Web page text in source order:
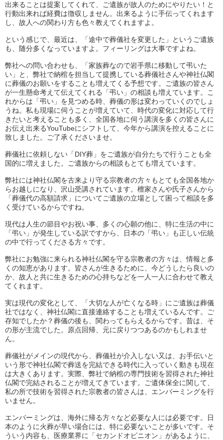
出来ることは提案してくれて、
ご遺族が故人のためにやりたい！ と
行動出来れば経費は徴収しません。 出来るように手伝ってくれます
し、 故人への関わり方も色々教えてくれますよ。
という感じで、最近は、「途中で葬儀社を変更した」
というご遺族
も、随分多くなっていますよ。 フィーリングは大事ですよね。
弊社への問い合わせも、「家族葬なので岩手県に移動して弔いた
い」と、 弊社で納棺を担当して提携している葬儀社さんや神社仏閣
に葬儀のお願いをすることも増えてくる予想です。
ご遺族の皆さん
が一生懸命考えて伝えてくれる「弔い」 の相談も増えています。こ
れからは「弔い」を見つめる時、 葬儀の形は変わっていくのでしょ
うね。 私も現場に伺うことが増えていて、 時代の変化に対応して行
きたいと考えることも多く、 全国各地に伺う講演を多くの皆さんに
お伝え出来るYouTubeにシフトして、今年から講演を控えることに
致しました。
ご了承くださいませ。
葬儀社に依頼しない「DIY葬」 をご遺族が自分たちで行うことも全
国的に増えました。
ご遺族からの相談もとても増えています。
弊社には神社仏閣を古来より守る宗教者の方々もとても全国各地か
らお越しになり、沢山受講されています。 檀家さんや氏子さんから
「葬儀代の高額請求」 についてご遺族の立場として困って相談を多
く受けているからですね。
現代は人生の節目やお祝い事、多くの心願の他に、 特に生活の中に
「弔い」が発生している訳ですから、日本の「弔い」も正しい伝統
の中で行ってくださる方々です。
弊社にお勉強に来られる神社仏閣を守る宗教者の方々は、情報と多
くの知恵があります。皆さんが生きるために、 今どうしたら良いの
か、 故人と共に生きるための心持ちなどを一人一人に合わせて教え
てく れます。
実は現代の変化として、「大切な人が亡くなる時」 にご遺族は葬儀
社ではなく、 神社仏閣に直接連絡することも増えているんです。
ご
存知でしたか？葬儀の後も、関わってもらえるからです。昔は、 そ
の形が主流でした。原点回帰、 元に戻りつつあるのかもしれませ
ん。
葬儀社がメインの現代から、葬儀社が介入しない又は、 お手伝いと
いう形で神社仏閣で葬送を完結できる時代に入っていく 動きも現在
は大きくあります。実際、 弊社で納棺の専門技術を習得された神社
仏閣で完結されることが増えてきています。ご遺体保全に関して、
私の所で技術を習得された宗教者の皆さんは、 エンバーミングを行
いません。
エンバーミングは、海外に帰る方々など必要な人には必要です。
日
本のように火葬が早い場合には、特に必要ないことが多いです。 そ
ういう内容も、医療業界に「セカンドオピニオン」 があるように、